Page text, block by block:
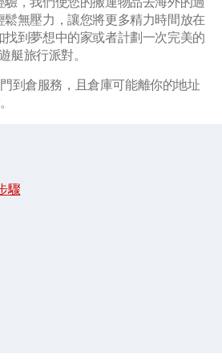
無壓力，讓您將更多精力時間放在
到夢想中的家或者計劃一次完美的
艇旅行派對。
到倉服務，且倉庫可能離你的地址
驟